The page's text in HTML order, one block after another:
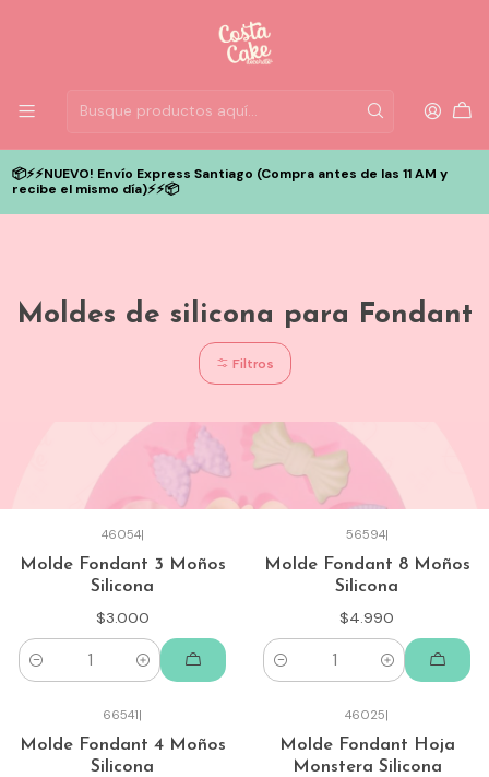
📦⚡️⚡️NUEVO! Envío Express Santiago (Compra antes de las 11 AM y
recibe el mismo día)⚡️⚡️📦
Moldes de silicona para Fondant
Filtros
46054|
Molde Fondant 3 Moños
Silicona
$3.000
Cantidad
56594|
Molde Fondant 8 Moños
Silicona
$4.990
Cantidad
66541|
Molde Fondant 4 Moños
Silicona
46025|
Molde Fondant Hoja
Monstera Silicona